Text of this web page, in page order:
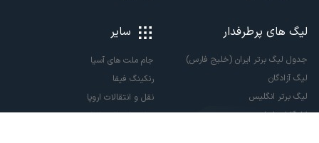
لیگ های پرطرفدار
جدول لیگ برتر ایران (خلیج فارس)
لیگ آزادگان
لیگ برتر انگلیس
لالیگا اسپانیا
سایر
جام ملت های آسیا
رنکینگ فیفا
نقل و انتقالات اروپا
نقل و انتقالات ایران